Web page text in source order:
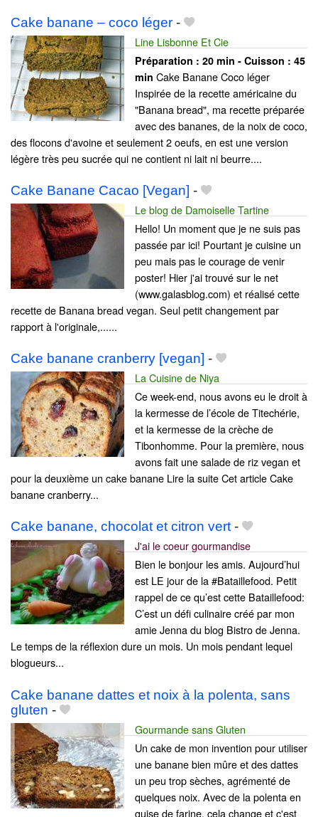
Cake banane – coco léger -
Line Lisbonne Et Cie
Préparation : 20 min - Cuisson : 45
min Cake Banane Coco léger
Inspirée de la recette américaine du
"Banana bread", ma recette préparée
avec des bananes, de la noix de coco,
des flocons d'avoine et seulement 2 oeufs, en est une version
légère très peu sucrée qui ne contient ni lait ni beurre....
Cake Banane Cacao [Vegan] -
Le blog de Damoiselle Tartine
Hello! Un moment que je ne suis pas
passée par ici! Pourtant je cuisine un
peu mais pas le courage de venir
poster! Hier j'ai trouvé sur le net
(www.galasblog.com) et réalisé cette
recette de Banana bread vegan. Seul petit changement par
rapport à l'originale,......
Cake banane cranberry [vegan] -
La Cuisine de Niya
Ce week-end, nous avons eu le droit à
la kermesse de l’école de Titechérie,
et la kermesse de la crèche de
Tibonhomme. Pour la première, nous
avons fait une salade de riz vegan et
pour la deuxième un cake banane Lire la suite Cet article Cake
banane cranberry...
Cake banane, chocolat et citron vert-
J'ai le coeur gourmandise
Bien le bonjour les amis. Aujourd’hui
est LE jour de la #Bataillefood. Petit
rappel de ce qu’est cette Bataillefood:
C’est un défi culinaire créé par mon
amie Jenna du blog Bistro de Jenna.
Le temps de la réflexion dure un mois. Un mois pendant lequel
blogueurs...
Cake banane dattes et noix à la polenta, sans
gluten -
Gourmande sans Gluten
Un cake de mon invention pour utiliser
une banane bien mûre et des dattes
un peu trop sèches, agrémenté de
quelques noix. Avec de la polenta en
guise de farine, cela change et c'est